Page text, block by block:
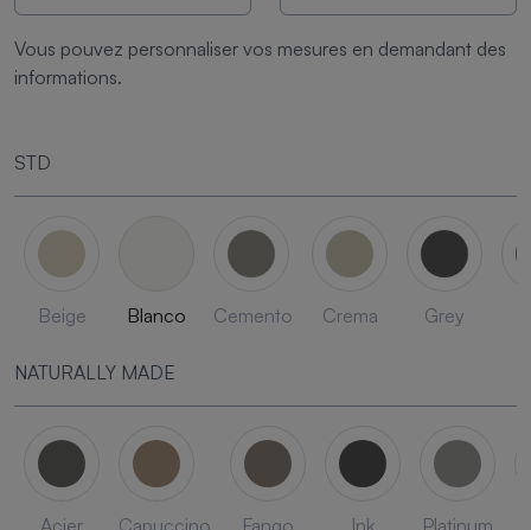
Vous pouvez personnaliser vos mesures en demandant des
informations.
STD
Beige Blanco Cemento Crema Grey
NATURALLY MADE
Acier Capuccino Fango Ink Platinum